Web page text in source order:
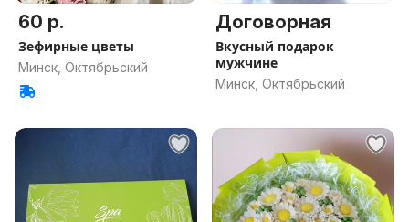
60 р.
Зефирные цветы
Минск, Октябрьский
Договорная
Вкусный подарок
мужчине
Минск, Октябрьский